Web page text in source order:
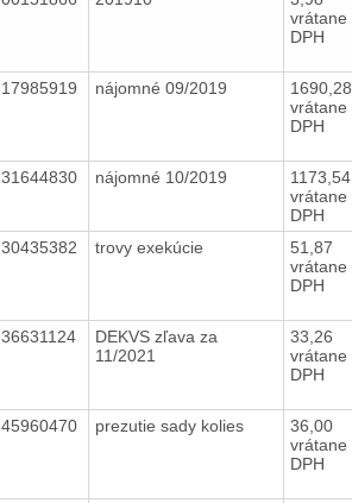
vrátane
DPH
17985919 nájomné 09/2019
1690,28
vrátane
DPH
31644830 nájomné 10/2019
1173,54
vrátane
DPH
30435382 trovy exekúcie
51,87
vrátane
DPH
36631124
DEKVS zľava za
11/2021
33,26
vrátane
DPH
45960470 prezutie sady kolies
36,00
vrátane
DPH